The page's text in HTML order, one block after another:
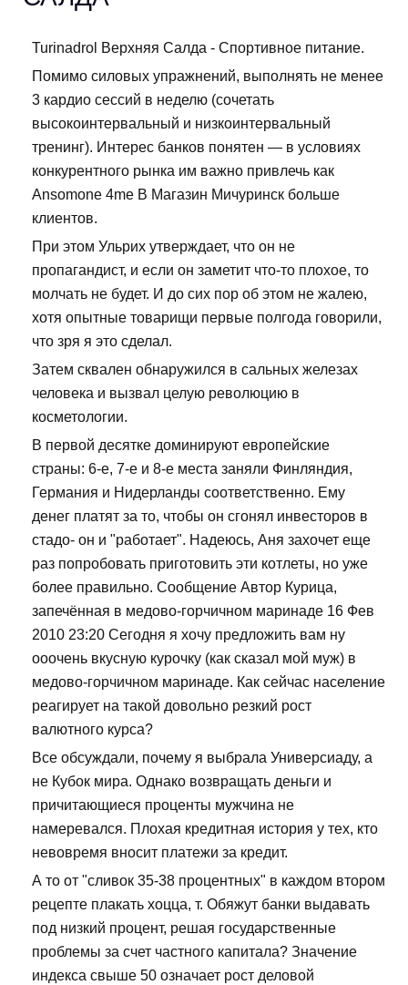
Turinadrol Верхняя Салда - Спортивное питание.
Помимо силовых упражнений, выполнять не менее
3 кардио сессий в неделю (сочетать
высокоинтервальный и низкоинтервальный
тренинг). Интерес банков понятен — в условиях
конкурентного рынка им важно привлечь как
Ansomone 4me В Магазин Мичуринск больше
клиентов.
При этом Ульрих утверждает, что он не
пропагандист, и если он заметит что-то плохое, то
молчать не будет. И до сих пор об этом не жалею,
хотя опытные товарищи первые полгода говорили,
что зря я это сделал.
Затем сквален обнаружился в сальных железах
человека и вызвал целую революцию в
косметологии.
В первой десятке доминируют европейские
страны: 6-е, 7-е и 8-е места заняли Финляндия,
Германия и Нидерланды соответственно. Ему
денег платят за то, чтобы он сгонял инвесторов в
стадо- он и "работает". Надеюсь, Аня захочет еще
раз попробовать приготовить эти котлеты, но уже
более правильно. Сообщение Автор Курица,
запечённая в медово-горчичном маринаде 16 Фев
2010 23:20 Сегодня я хочу предложить вам ну
ооочень вкусную курочку (как сказал мой муж) в
медово-горчичном маринаде. Как сейчас население
реагирует на такой довольно резкий рост
валютного курса?
Все обсуждали, почему я выбрала Универсиаду, а
не Кубок мира. Однако возвращать деньги и
причитающиеся проценты мужчина не
намеревался. Плохая кредитная история у тех, кто
невовремя вносит платежи за кредит.
А то от "сливок 35-38 процентных" в каждом втором
рецепте плакать хоцца, т. Обяжут банки выдавать
под низкий процент, решая государственные
проблемы за счет частного капитала? Значение
индекса свыше 50 означает рост деловой